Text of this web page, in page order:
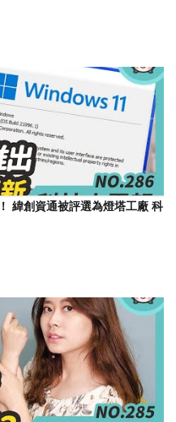
緯創資通被評選為燈塔工廠 科